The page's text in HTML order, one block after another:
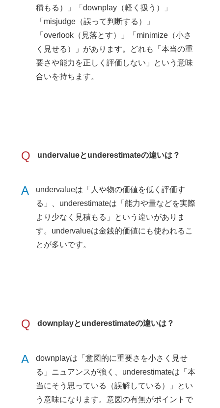
積もる）」「downplay（軽く扱う）」
「misjudge（誤って判断する）」
「overlook（見落とす）」「minimize（小さ
く見せる）」があります。どれも「本当の重
要さや能力を正しく評価しない」という意味
合いを持ちます。
Q undervalueとunderestimateの違いは？
A
undervalueは「人や物の価値を低く評価す
る」、underestimateは「能力や量などを実際
より少なく見積もる」という違いがありま
す。undervalueは金銭的価値にも使われるこ
とが多いです。
Q downplayとunderestimateの違いは？
A
downplayは「意図的に重要さを小さく見せ
る」ニュアンスが強く、underestimateは「本
当にそう思っている（誤解している）」とい
う意味になります。意図の有無がポイントで